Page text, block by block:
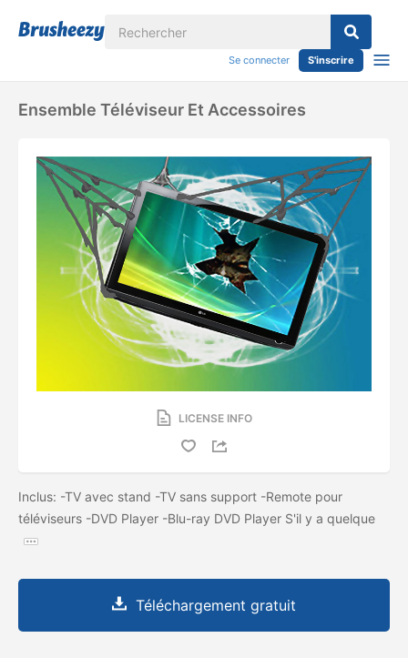
Se connecter S'inscrire
Ensemble Téléviseur Et Accessoires
LICENSE INFO
Inclus: -TV avec stand -TV sans support -Remote pour
téléviseurs -DVD Player -Blu-ray DVD Player S'il y a quelque
Téléchargement gratuit